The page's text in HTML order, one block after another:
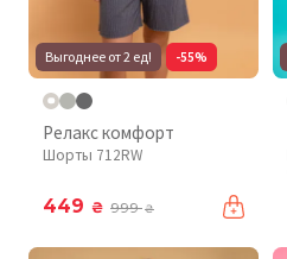
Выгоднее от 2 ед! -55%
Релакс комфорт
Шорты 712RW
449 ₴ 999₴